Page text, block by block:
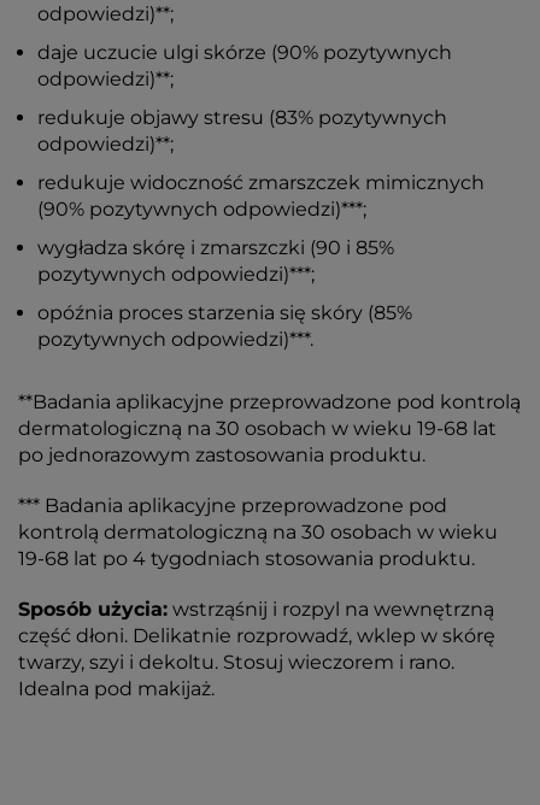
odpowiedzi)**;
daje uczucie ulgi skórze (90% pozytywnych
odpowiedzi)**;
redukuje objawy stresu (83% pozytywnych
odpowiedzi)**;
redukuje widoczność zmarszczek mimicznych
(90% pozytywnych odpowiedzi)***;
wygładza skórę i zmarszczki (90 i 85%
pozytywnych odpowiedzi)***;
opóźnia proces starzenia się skóry (85%
pozytywnych odpowiedzi)***.
**Badania aplikacyjne przeprowadzone pod kontrolą
dermatologiczną na 30 osobach w wieku 19-68 lat
po jednorazowym zastosowania produktu.
*** Badania aplikacyjne przeprowadzone pod
kontrolą dermatologiczną na 30 osobach w wieku
19-68 lat po 4 tygodniach stosowania produktu.
Sposób użycia: wstrząśnij i rozpyl na wewnętrzną
część dłoni. Delikatnie rozprowadź, wklep w skórę
twarzy, szyi i dekoltu. Stosuj wieczorem i rano.
Idealna pod makijaż.